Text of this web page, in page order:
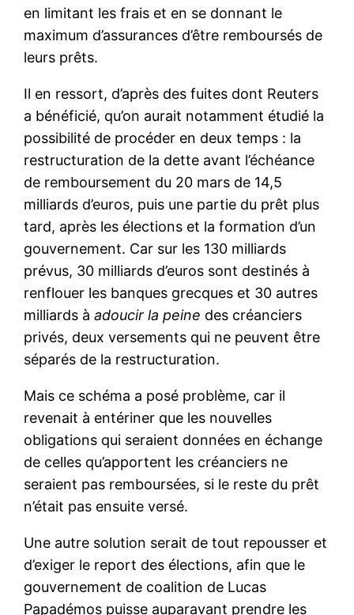
en limitant les frais et en se donnant le
maximum d’assurances d’être remboursés de
leurs prêts.
Il en ressort, d’après des fuites dont Reuters
a bénéficié, qu’on aurait notamment étudié la
possibilité de procéder en deux temps : la
restructuration de la dette avant l’échéance
de remboursement du 20 mars de 14,5
milliards d’euros, puis une partie du prêt plus
tard, après les élections et la formation d’un
gouvernement. Car sur les 130 milliards
prévus, 30 milliards d’euros sont destinés à
renflouer les banques grecques et 30 autres
milliards àadoucir la peine des créanciers
privés, deux versements qui ne peuvent être
séparés de la restructuration.
Mais ce schéma a posé problème, car il
revenait à entériner que les nouvelles
obligations qui seraient données en échange
de celles qu’apportent les créanciers ne
seraient pas remboursées, si le reste du prêt
n’était pas ensuite versé.
Une autre solution serait de tout repousser et
d’exiger le report des élections, afin que le
gouvernement de coalition de Lucas
Papadémos puisse auparavant prendre les